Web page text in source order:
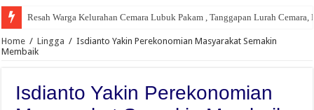
Resah Warga Kelurahan Cemara Lubuk Pakam , Tanggapan Lurah
Home / Lingga / Isdianto Yakin Perekonomian Masyarakat Semakin
Membaik
Isdianto Yakin Perekonomian